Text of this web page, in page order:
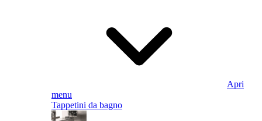
Apri
menu
Tappetini da bagno